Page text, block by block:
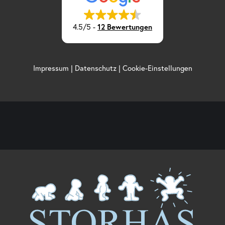
4.5/5 - 12 Bewertungen
Impressum | Datenschutz| Cookie-Einstellungen